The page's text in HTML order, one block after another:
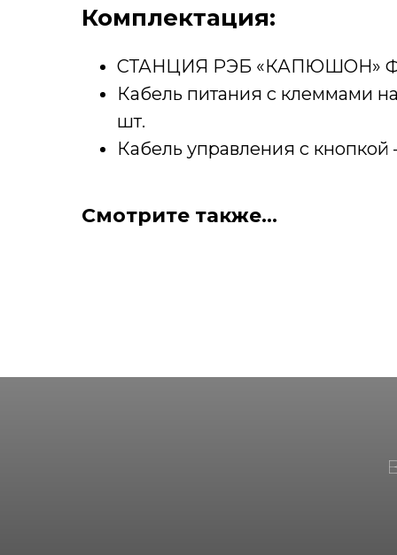
Комплектация:
СТАНЦИЯ РЭБ «КАПЮШОН»
Кабель питания с клеммами
шт.
Кабель управления с кнопкой
Смотрите также...